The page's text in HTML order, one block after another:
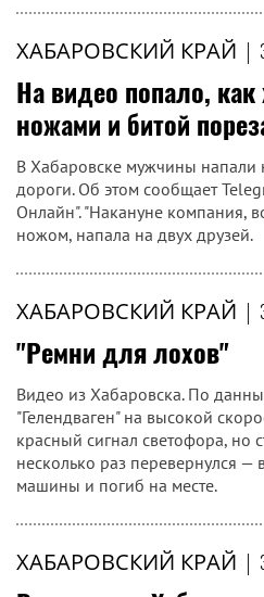
ХАБАРОВСКИЙ КРАЙ |
На видео попало, как
ножами и битой
В Хабаровске мужчины напали
дороги. Об этом сообщает
Онлайн". "Накануне компания,
ножом, напала на двух друзей.
ХАБАРОВСКИЙ КРАЙ |
"Ремни для лохов"
Видео из Хабаровска. По
"Гелендваген" на высокой
красный сигнал светофора, но
несколько раз перевернулся —
машины и погиб на месте.
ХАБАРОВСКИЙ КРАЙ |